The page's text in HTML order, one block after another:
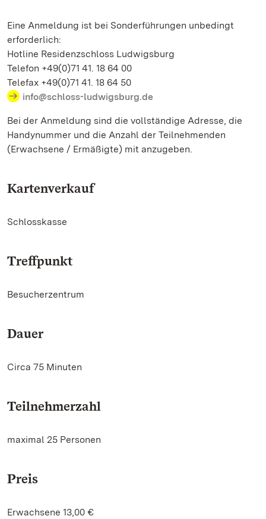
Eine Anmeldung ist bei Sonderführungen unbedingt
erforderlich:
Hotline Residenzschloss Ludwigsburg
Telefon +49(0)71 41. 18 64 00
Telefax +49(0)71 41. 18 64 50
info@schloss-ludwigsburg.de
Bei der Anmeldung sind die vollständige Adresse, die
Handynummer und die Anzahl der Teilnehmenden
(Erwachsene / Ermäßigte) mit anzugeben.
Kartenverkauf
Schlosskasse
Treffpunkt
Besucherzentrum
Dauer
Circa 75 Minuten
Teilnehmerzahl
maximal 25 Personen
Preis
Erwachsene 13,00 €